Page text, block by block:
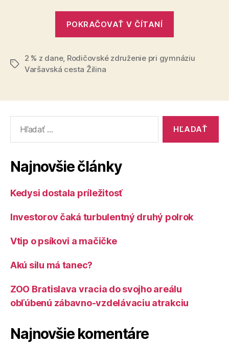
POKRAČOVAŤ V ČÍTANÍ
študentov
Značky
2 % z dane, Rodičovské združenie pri gymnáziu
Varšavská cesta Žilina
Najnovšie články
Kedysi dostala príležitosť
Investorov čaká turbulentný druhý polrok
Vtip o psíkovi a mačičke
Akú silu má tanec?
ZOO Bratislava vracia do svojho areálu
obľúbenú zábavno-vzdelávaciu atrakciu
Najnovšie komentáre